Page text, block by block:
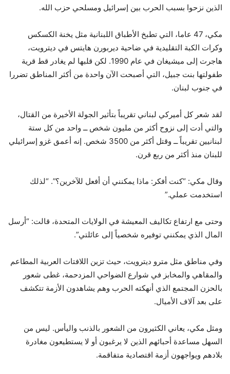
الذين نزحوا بسبب الحرب بين إسرائيل ومسلحي حزب الله.
مكي، 47 عاما، التي تطبخ الأطباق اللبنانية مثل يخنة الكسكس
وكرات الكبة التقليدية في ضاحية ديربورن هايتس في ديترويت،
هاجرت إلى ميشيغان في عام 1990. لكن قلبها لم يغادر قط قرية
طفولتها بنت جبيل، التي أصبحت الآن واحدة من أكثر المناطق تضررا
في جنوب لبنان.
لقد شعر كل أميركي لبناني تقريباً بتأثير الجولة الأخيرة من القتال،
والتي أدت إلى نزوح أكثر من مليون شخص ــ واحد من كل ستة
لبنانيين تقريباً ــ وقتل أكثر من 3500 شخص. إنه أعمق غزو إسرائيلي
للبنان منذ أكثر من ربع قرن.
وقال مكي: “كنت أفكر: ماذا يمكنني أن أفعل للآخرين؟”. “لذلك
استخدمت عملي.”
وحتى مع ارتفاع تكاليف المعيشة في الولايات المتحدة، قالت: “أرسل
المال الذي يمكنني توفيره شخصياً إلى عائلتي”.
وفي مناطق مثل مترو ديترويت، حيث تزين اللافتات العربية المطاعم
والمقاهي والمخابز في شوارع الضواحي المزدحمة، غطى شعور
بالحزن المجتمع الذي أنهكته الحرب وهم يشاهدون الأزمة تتكشف
على بعد آلاف الأميال.
ومثل مكي، يعاني الكثيرون من الشعور بالذنب واليأس. ليس من
السهل مساعدة أحبائهم الذين لا يرغبون أو لا يستطيعون مغادرة
بلادهم ويواجهون أزمة اقتصادية متفاقمة.